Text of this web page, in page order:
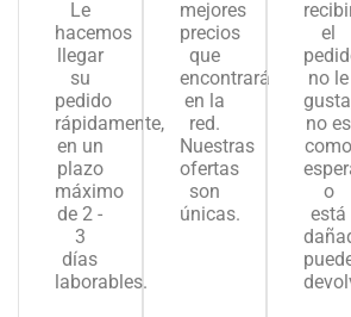
Le
hacemos
llegar
su
pedido
rápidamente,
en un
plazo
máximo
de 2 -
3
días
laborables.
mejores
precios
que
encontrará
en la
red.
Nuestras
ofertas
son
únicas.
el
no le
no es
como
o
está